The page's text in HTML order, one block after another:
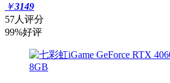
￥3149
57人评分
99%好评